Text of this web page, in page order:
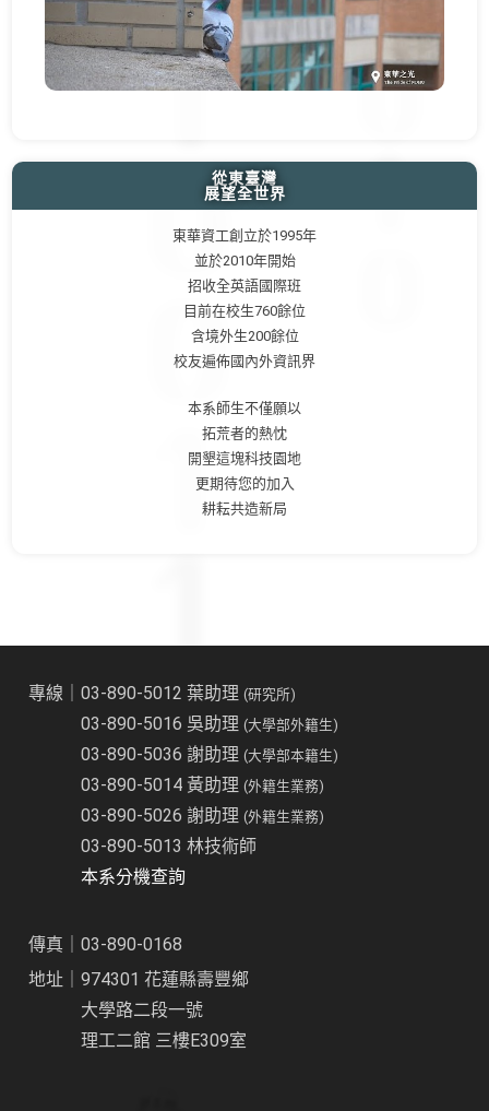
從東臺灣
展望全世界
東華資工創立於1995年
並於2010年開始
招收全英語國際班
目前在校生760餘位
含境外生200餘位
校友遍佈國內外資訊界
本系師生不僅願以
拓荒者的熱忱
開墾這塊科技園地
更期待您的加入
耕耘共造新局
專線｜03-890-5012 葉助理(研究所)
03-890-5016 吳助理(大學部外籍生)
03-890-5036 謝助理(大學部本籍生)
03-890-5014 黃助理(外籍生業務)
03-890-5026 謝助理(外籍生業務)
03-890-5013 林技術師
本系分機查詢
傳真｜03-890-0168
地址｜974301 花蓮縣壽豐鄉
大學路二段一號
理工二館 三樓E309室